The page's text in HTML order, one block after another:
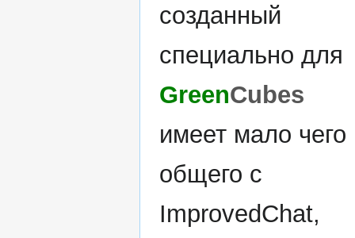
созданный
специально для
GreenCubes
имеет мало чего
общего с
ImprovedChat,